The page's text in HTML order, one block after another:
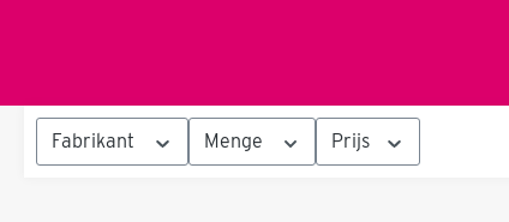
Fabrikant Menge Prijs